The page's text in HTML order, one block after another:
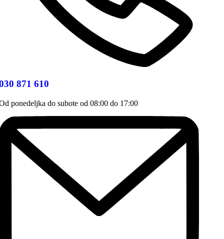
871 610
ponedeljka do subote od 08:00 do 17:00